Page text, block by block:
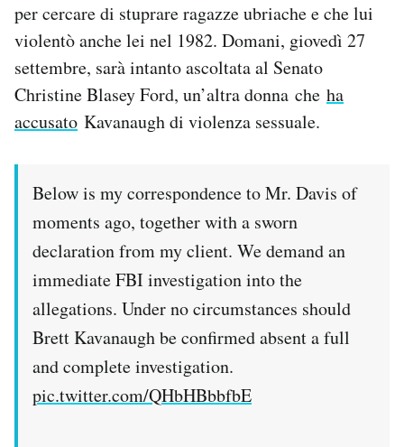
per cercare di stuprare ragazze ubriache e che lui
violentò anche lei nel 1982. Domani, giovedì 27
settembre, sarà intanto ascoltata al Senato
Christine Blasey Ford, un’altra donna che ha
accusato Kavanaugh di violenza sessuale.
Below is my correspondence to Mr. Davis of
moments ago, together with a sworn
declaration from my client. We demand an
immediate FBI investigation into the
allegations. Under no circumstances should
Brett Kavanaugh be confirmed absent a full
and complete investigation.
pic.twitter.com/QHbHBbbfbE